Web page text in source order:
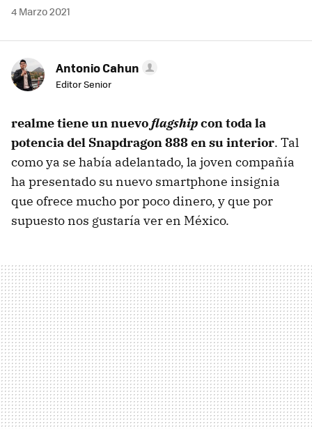
4 Marzo 2021
Antonio Cahun
Editor Senior
realme tiene un nuevoflagshipcon toda la
potencia del Snapdragon 888 en su interior. Tal
como ya se había adelantado, la joven compañía
ha presentado su nuevo smartphone insignia
que ofrece mucho por poco dinero, y que por
supuesto nos gustaría ver en México.